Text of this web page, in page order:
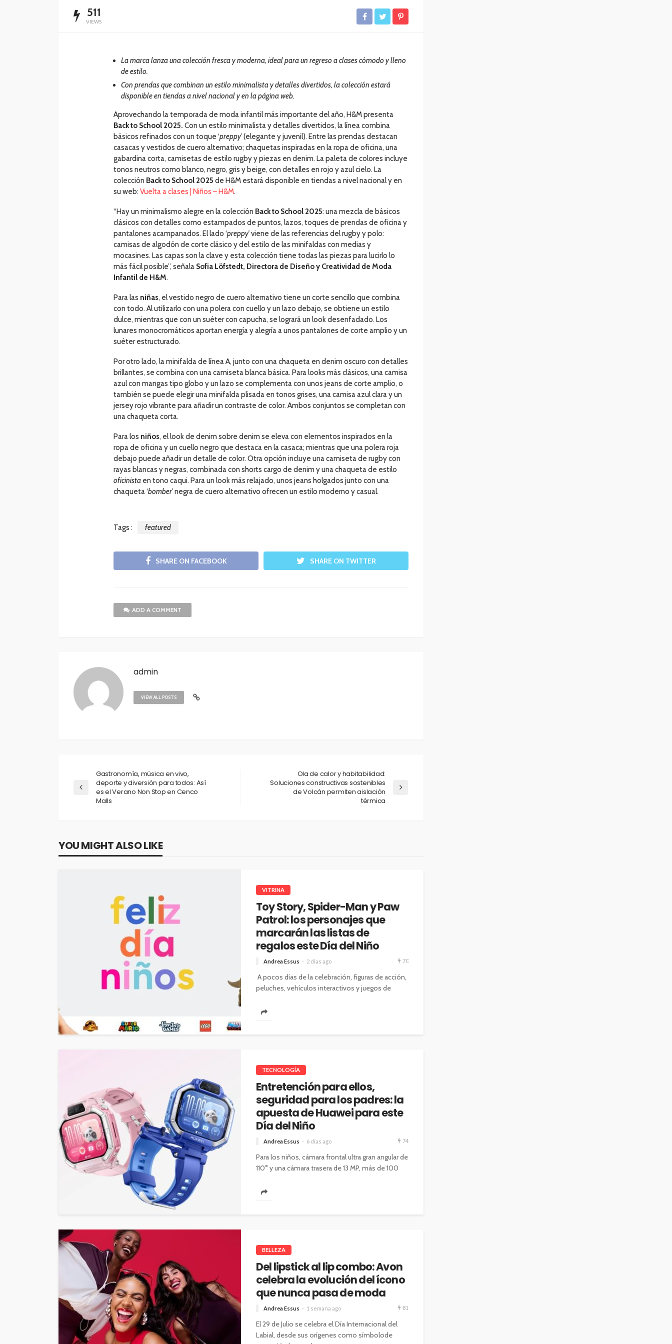
511
VIEWS
La marca lanza una colección fresca y moderna, ideal para un regreso a clases cómodo y lleno
de estilo.
Con prendas que combinan un estilo minimalista y detalles divertidos, la colección estará
disponible en tiendas a nivel nacional y en la página web.
Aprovechando la temporada de moda infantil más importante del año, H&M presenta
Back to School 2025. Con un estilo minimalista y detalles divertidos, la línea combina
básicos refinados con un toque ‘preppy’(elegante y juvenil). Entre las prendas destacan
casacas y vestidos de cuero alternativo; chaquetas inspiradas en la ropa de oficina, una
gabardina corta, camisetas de estilo rugby y piezas en denim. La paleta de colores incluye
tonos neutros como blanco, negro, gris y beige, con detalles en rojo y azul cielo. La
colección Back to School 2025 de H&M estará disponible en tiendas a nivel nacional y en
su web: Vuelta a clases | Niños – H&M.
“Hay un minimalismo alegre en la colección Back to School 2025: una mezcla de básicos
clásicos con detalles como estampados de puntos, lazos, toques de prendas de oficina y
pantalones acampanados. El lado ‘preppy’viene de las referencias del rugby y polo:
camisas de algodón de corte clásico y del estilo de las minifaldas con medias y
mocasines. Las capas son la clave y esta colección tiene todas las piezas para lucirlo lo
más fácil posible”, señala Sofia Löfstedt, Directora de Diseño y Creatividad de Moda
Infantil de H&M.
Para las niñas, el vestido negro de cuero alternativo tiene un corte sencillo que combina
con todo. Al utilizarlo con una polera con cuello y un lazo debajo, se obtiene un estilo
dulce, mientras que con un suéter con capucha, se logrará un look desenfadado. Los
lunares monocromáticos aportan energía y alegría a unos pantalones de corte amplio y un
suéter estructurado.
Por otro lado, la minifalda de línea A, junto con una chaqueta en denim oscuro con detalles
brillantes, se combina con una camiseta blanca básica. Para looks más clásicos, una camisa
azul con mangas tipo globo y un lazo se complementa con unos jeans de corte amplio, o
también se puede elegir una minifalda plisada en tonos grises, una camisa azul clara y un
jersey rojo vibrante para añadir un contraste de color. Ambos conjuntos se completan con
una chaqueta corta.
Para los niños, el look de denim sobre denim se eleva con elementos inspirados en la
ropa de oficina y un cuello negro que destaca en la casaca; mientras que una polera roja
debajo puede añadir un detalle de color. Otra opción incluye una camiseta de rugby con
rayas blancas y negras, combinada con shorts cargo de denim y una chaqueta de estilo
oficinista en tono caqui. Para un look más relajado, unos jeans holgados junto con una
chaqueta ‘bomber’negra de cuero alternativo ofrecen un estilo moderno y casual.
Tags : featured
SHARE ON FACEBOOK SHARE ON TWITTER
ADD A COMMENT
admin
VIEW ALL POSTS
Gastronomía, música en vivo,
deporte y diversión para todos: Así
es el Verano Non Stop en Cenco
Malls
Ola de calor y habitabilidad:
Soluciones constructivas sostenibles
de Volcán permiten aislación
térmica
YOU MIGHT ALSO LIKE
VITRINA
Toy Story, Spider-Man y Paw
Patrol: los personajes que
marcarán las listas de
regalos este Día del Niño
Andrea Essus 2 días ago 70
A pocos días de la celebración, figuras de acción,
peluches, vehículos interactivos y juegos de
TECNOLOGÍA
Entretención para ellos,
seguridad para los padres: la
apuesta de Huawei para este
Día del Niño
Andrea Essus 6 días ago 74
Para los niños, cámara frontal ultra gran angular de
110° y una cámara trasera de 13 MP, más de 100
BELLEZA
Del lipstick al lip combo: Avon
celebra la evolución del ícono
que nunca pasa de moda
Andrea Essus 1 semana ago 81
El 29 de Julio se celebra el Día Internacional del
Labial, desde sus orígenes como símbolode